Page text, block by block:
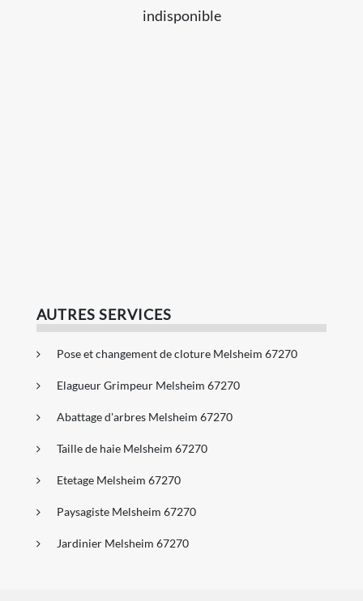
indisponible
AUTRES SERVICES
Pose et changement de cloture Melsheim 67270
Elagueur Grimpeur Melsheim 67270
Abattage d'arbres Melsheim 67270
Taille de haie Melsheim 67270
Etetage Melsheim 67270
Paysagiste Melsheim 67270
Jardinier Melsheim 67270